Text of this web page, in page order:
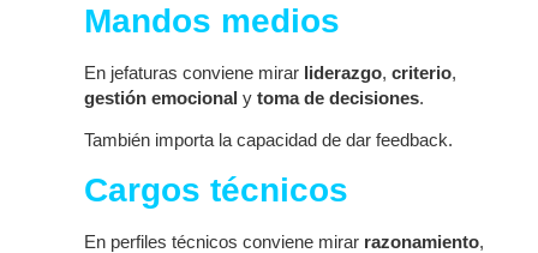
Mandos medios
En jefaturas conviene mirar liderazgo, criterio,
gestión emocional y toma de decisiones.
También importa la capacidad de dar feedback.
Cargos técnicos
En perfiles técnicos conviene mirar razonamiento,